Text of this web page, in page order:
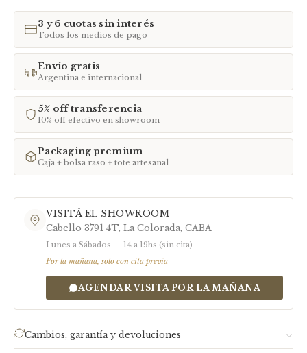
ANILLOS CADENAS CORAZONES PULSERAS
TAMAÑO NOMBRE
Mini
Chico
3 Grande Statement · Cadena o tiento
Mega /
Relicario
Pieza excepcional
3 y 6 cuotas sin interés
Todos los medios de pago
Envío gratis
Argentina e internacional
5% off transferencia
10% off efectivo en showroom
Packaging premium
Caja + bolsa raso + tote artesanal
VISITÁ EL SHOWROOM
Cabello 3791 4T, La Colorada, CABA
Lunes a Sábados — 14 a 19hs (sin cita)
Por la mañana, solo con cita previa
AGENDAR VISITA POR LA MAÑANA
Cambios, garantía y devoluciones